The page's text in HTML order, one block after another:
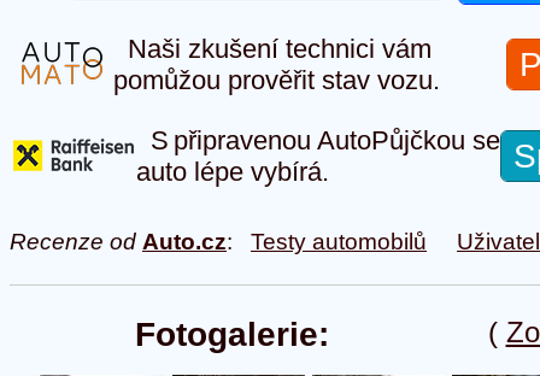
Naši zkušení technici vám
pomůžou prověřit stav vozu.
S připravenou AutoPůjčkou se
auto lépe vybírá.
Recenze od Auto.cz: Testy automobilů
(
Fotogalerie: